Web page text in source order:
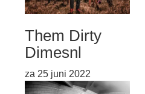
Them Dirty
Dimesnl
za 25 juni 2022